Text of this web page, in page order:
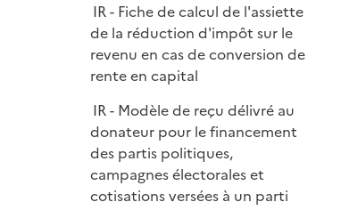
IR - Fiche de calcul de l'assiette
de la réduction d'impôt sur le
revenu en cas de conversion de
rente en capital
IR - Modèle de reçu délivré au
donateur pour le financement
des partis politiques,
campagnes électorales et
cotisations versées à un parti